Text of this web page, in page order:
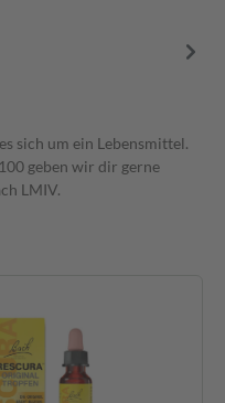
sich um ein Lebensmittel.
geben wir dir gerne
LMIV.